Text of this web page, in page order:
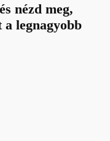
nézd meg,
a legnagyobb